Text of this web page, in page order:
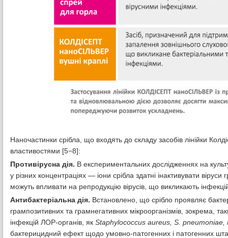
Наночастинки срібла, що входять до складу засобів лінійки
властивостями [5−8]:
Противірусна дія. В експериментальних дослідженнях на
у різних концентраціях — іони срібла здатні інактивувати
можуть впливати на репродукцію вірусів, що викликають
Антибактеріальна дія. Встановлено, що срібло проявляє
грампозитивних та грамнегативних мікроорганізмів, зокрема,
інфекцій ЛОР-органів, як Staphylococcus aureus , S. pneumoniae
бактерицидний ефект щодо умовно-патогенних і патогенних